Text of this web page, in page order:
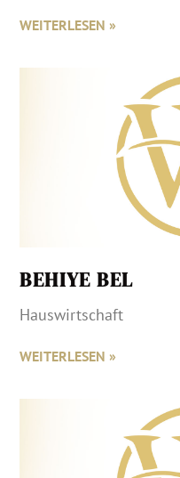
WEITERLESEN »
BEHIYE BEL
Hauswirtschaft
WEITERLESEN »